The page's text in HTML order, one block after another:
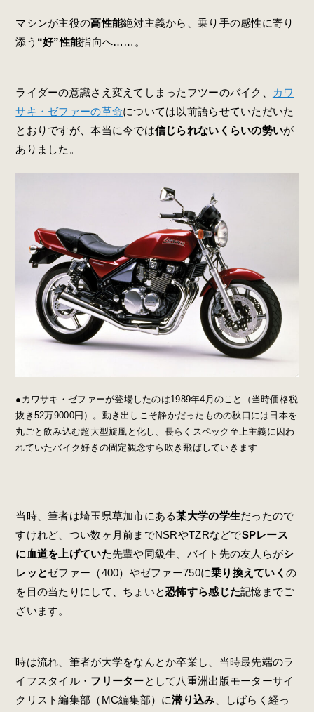
マシンが主役の高性能絶対主義から、乗り手の感性に寄り
添う “好”性能指向へ……。
ライダーの意識さえ変えてしまったフツーのバイク、
カワ
サキ・ゼファーの革命については以前語らせていただいた
とおりですが、本当に今では信じられないくらいの勢いが
ありました。
●カワサキ・ゼファーが登場したのは1989年4月のこと（当時価格税
抜き52万9000円）。動き出しこそ静かだったものの秋口には日本を
丸ごと飲み込む超大型旋風と化し、長らくスペック至上主義に囚わ
れていたバイク好きの固定観念すら吹き飛ばしていきます
当時、筆者は埼玉県草加市にある某大学の学生だったので
すけれど、つい数ヶ月前までNSRやTZRなどでSPレース
に血道を上げていた先輩や同級生、バイト先の友人らがシ
レッとゼファー（400）やゼファー750に乗り換えていく の
を目の当たりにして、ちょいと恐怖すら感じた記憶までご
ざいます。
時は流れ、筆者が大学をなんとか卒業し、当時最先端のラ
イフスタイル・ フリーターとして八重洲出版モーターサイ
クリスト編集部（MC編集部）に潜り込み 、しばらく経っ